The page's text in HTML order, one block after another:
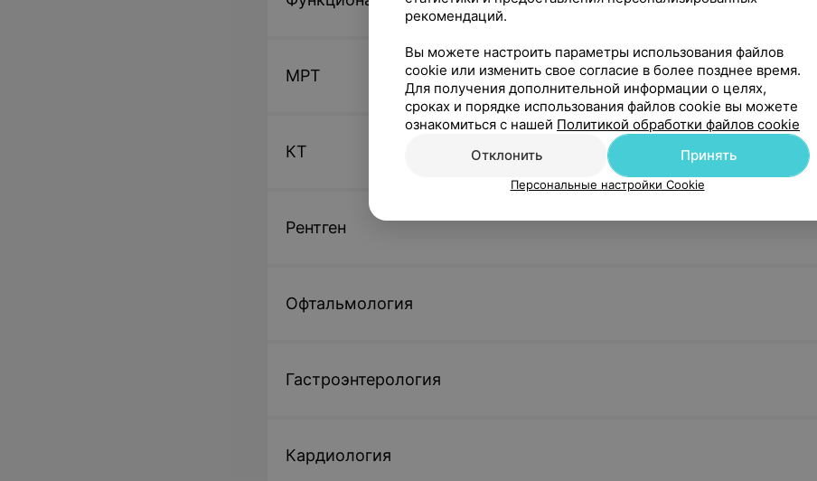
МРТ
КТ
Рентген
Офтальмология
Гастроэнтерология
Кардиология
рекомендаций.
Вы можете настроить параметры использования файлов
cookie или изменить свое согласие в более позднее время.
Для получения дополнительной информации о целях,
сроках и порядке использования файлов cookie вы можете
ознакомиться с нашей Политикой обработки файлов cookie
Отклонить
Принять
Персональные настройки Cookie